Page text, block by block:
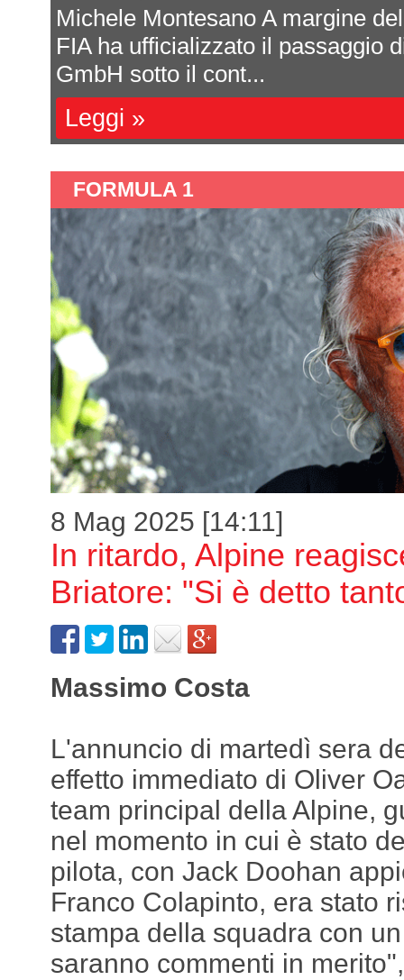
Michele Montesano A margine
FIA ha ufficializzato il passaggio
GmbH sotto il cont...
Leggi »
FORMULA 1
8 Mag 2025 [14:11]
In ritardo, Alpine
Briatore: "Si è detto
Massimo Costa
L'annuncio di martedì sera
effetto immediato di Oliver
team principal della Alpine,
nel momento in cui è stato
pilota, con Jack Doohan
Franco Colapinto, era stato
stampa della squadra con
saranno commenti in merito",